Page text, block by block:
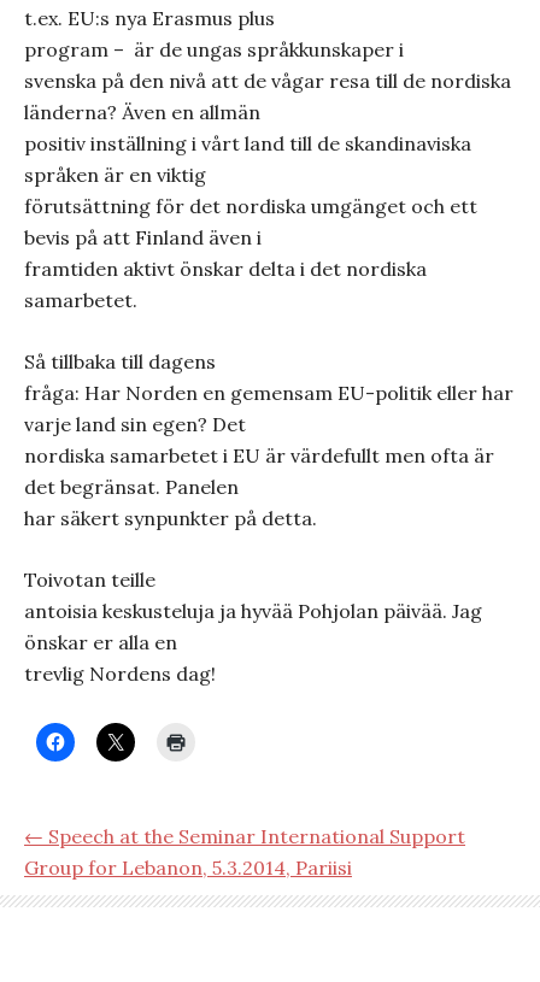
t.ex. EU:s nya Erasmus plus
program – är de ungas språkkunskaper i
svenska på den nivå att de vågar resa till de nordiska
länderna? Även en allmän
positiv inställning i vårt land till de skandinaviska
språken är en viktig
förutsättning för det nordiska umgänget och ett
bevis på att Finland även i
framtiden aktivt önskar delta i det nordiska
samarbetet.
Så tillbaka till dagens
fråga: Har Norden en gemensam EU-politik eller har
varje land sin egen? Det
nordiska samarbetet i EU är värdefullt men ofta är
det begränsat. Panelen
har säkert synpunkter på detta.
Toivotan teille
antoisia keskusteluja ja hyvää Pohjolan päivää. Jag
önskar er alla en
trevlig Nordens dag!
← Speech at the Seminar International Support
Group for Lebanon, 5.3.2014, Pariisi